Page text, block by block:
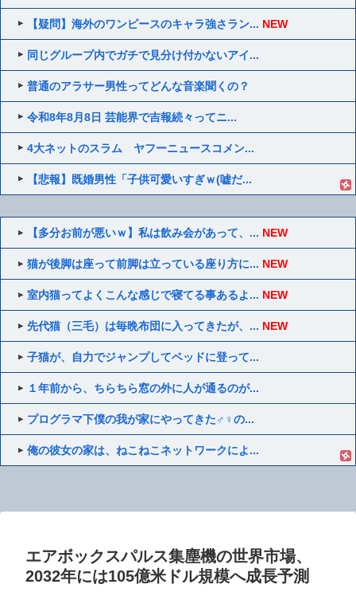
【疑問】海外のワンピースのキャラ強さラン... NEW
同じグループ内でガチで見分け付かないアイ...
普通のアラサー男性ってどんな音楽聞くの？
令和8年8月8日 芸能界で吉報続々ってニ...
4大ネットのスラム ヤフーニュースコメン...
【悲報】既婚男性「子供可愛いすぎｗ(嘘だ...
【多分お前が悪いｗ】私は飲み会があって、... NEW
猫が後脚は座って前脚は立っている座り方に... NEW
室内猫ってよくこんな感じで寝てる事あるよ... NEW
先代猫（三毛）は毎晩布団に入ってきたが、... NEW
子猫が、自力でジャンプしてベッドに登って...
１年前から、ちらちら窓の外に人が通るのが...
プログラマ下僕の我が家にやってきた♂♀の...
俺の彼女の家は、ねこねこネットワークによ...
エアボックスパルス集塵機の世界市場、
2032年には105億米ドル規模へ成長予測